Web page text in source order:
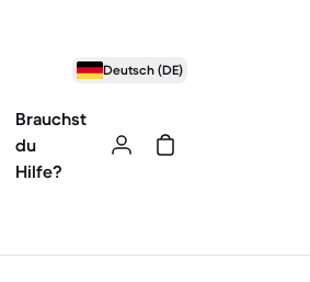
Deutsch (DE)
Brauchst
du
Hilfe?